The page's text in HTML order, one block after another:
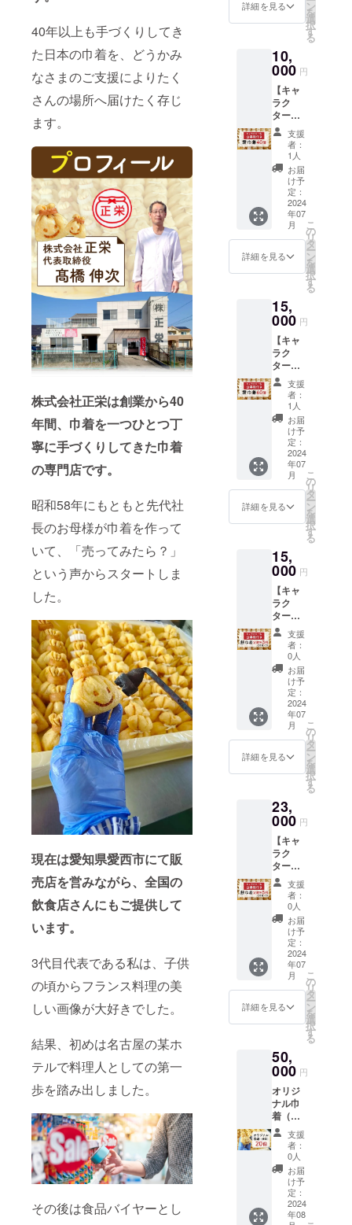
40年以上も手づくりしてき
た日本の巾着を、どうかみ
なさまのご支援によりたく
さんの場所へ届けたく存じ
ます。
株式会社正栄は創業から40
年間、巾着を一つひとつ丁
寧に手づくりしてきた巾着
の専門店です。
昭和58年にもともと先代社
長のお母様が巾着を作って
いて、「売ってみたら？」
という声からスタートしま
した。
現在は愛知県愛西市にて販
売店を営みながら、全国の
飲食店さんにもご提供して
います。
3代目代表である私は、子供
の頃からフランス料理の美
しい画像が大好きでした。
結果、初めは名古屋の某ホ
テルで料理人としての第一
歩を踏み出しました。
その後は食品バイヤーとし
冷凍で
加物等
の食品
表示は
お届け
商品の
ラベル
に表記
されま
す。商
品開封
前には
必ずお
届けの
リター
ンに貼
付され
たラベ
認くだ
さい。
込み
お礼の
メール
メール
をお送
りさせ
ていた
だきま
す。 ※
動画は
メール
にてお
送りい
たしま
す ※動
画尺：
30秒〜
※メール
は月に1
度9月ま
※いただ
いたご
支援金
は、リ
ターン
費用が
かから
ない
分、
サービ
ス手数
料を除
いて全
て大切
に活動
内容に
活用さ
詳細を見る ン
を
選
択
す
る
10,
000 円
【キャ
ラク
ター名
公募権
付き】
餅巾着
40個 ●
餅巾着
を20個
お送り
いたし
ます。
正栄の
餅巾着
を6種20
個お送
しま
す。
【内
訳】
チーズ
もち：6
個 肉み
そ：6個
チーズ
ベーコ
ン：6個
コーン
チー
ズ：6個
うど
ん：6個
もち：
蔵で2日
冷凍で
1ヶ月 ※
原材料
及び添
加物等
の食品
表示は
お届け
商品の
ラベル
に表記
されま
す。商
品開封
前には
必ずお
付され
たラベ
意書き
をご確
認くだ
さい。
※発送料
込み ●
キャラ
クター
名公募
権をお
送りい
たしま
要欄に
て正栄
クター
の名前
しま
す。 ご
応募い
ただい
た方よ
り抽選
で2名に
巾着を
ご支援
いただ
支援
者：
1人
お届
け予
定：
2024
年07
月
詳細を見る
こ
の
リ
タ
ー
ン
を
選
択
す
る
15,
000 円
【キャ
ラク
ター名
公募権
付き】
餅巾着
60個 ●
餅巾着
を20個
お送り
いたし
ます。
正栄の
餅巾着
を6種20
個お送
しま
す。
【内
訳】
チーズ
もち：
10個 肉
みそ：
10個
チーズ
ベーコ
ン：10
ンチー
ズ：10
個 うど
ん：10
味期
限：冷
蔵で2日
冷凍で
1ヶ月 ※
原材料
及び添
加物等
の食品
表示は
お届け
商品の
ラベル
に表記
されま
す。商
品開封
リター
ンに貼
たラベ
ルや注
意書き
をご確
認くだ
さい。
※発送料
込み ●
キャラ
クター
名公募
支援
者：
1人
お届
け予
定：
2024
年07
月
詳細を見る
こ
の
リ
タ
ー
ン
を
選
択
す
る
15,
000 円
【キャ
ラク
ター名
公募権
付き】
定期年3
回：20
個×3 ●
餅巾着
を年間3
回お送
りいた
しま
す。 正
栄の餅
巾着を
20個×年
3回お送
りいた
しま
す。
【内
訳】
チーズ
もち：3
個 肉み
そ：3個
チーズ
ベーコ
ン：3個
コーン
チー
ズ：3個
うど
もち：5
送月】
7月、11
月、2月
※賞味期
限：冷
蔵で2日
冷凍で
1ヶ月 ※
原材料
及び添
加物等
の食品
表示は
お届け
支援
者：
0人
お届
け予
定：
2024
年07
月
詳細を見る
こ
の
リ
タ
ー
ン
を
選
択
す
る
23,
000 円
【キャ
ラク
ター名
公募権
付き】
定期年5
回：20
個×5 ●
餅巾着
を年間3
回お送
りいた
しま
す。 正
栄の餅
巾着を
20個×年
3回お送
りいた
しま
す。
【内
訳】
チーズ
もち：3
個 肉み
そ：3個
チーズ
ベーコ
ン：3個
コーン
支援
者：
0人
お届
け予
定：
2024
年07
月
詳細を見る
こ
の
リ
タ
ー
ン
を
選
択
す
る
50,
000 円
オリジ
ナル巾
着（焼
印）：
20個 ●
オリジ
ナルの
ロゴが
入った
巾着を
お作り
支援
者：
0人
お届
け予
定：
2024
年08